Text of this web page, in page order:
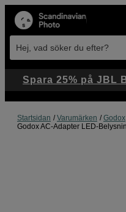
Hej, vad söker du efter?
Startsidan Varumärken
Godox
Godox AC-Adapter LED-
Spara 25% på JBL